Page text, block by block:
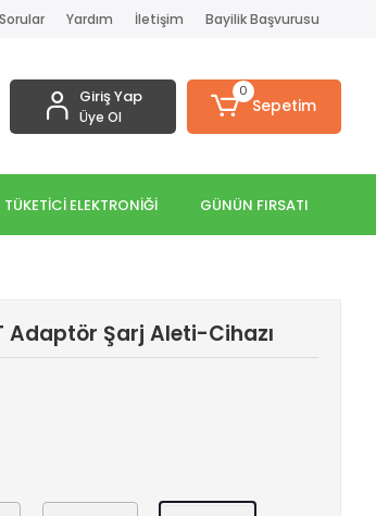
Yardım İletişim Bayilik Başvurusu
Giriş Yap
Üye Ol
0
Sepetim
TÜKETİCİ ELEKTRONİĞİ GÜNÜN FIRSATI
Adaptör Şarj Aleti-Cihazı